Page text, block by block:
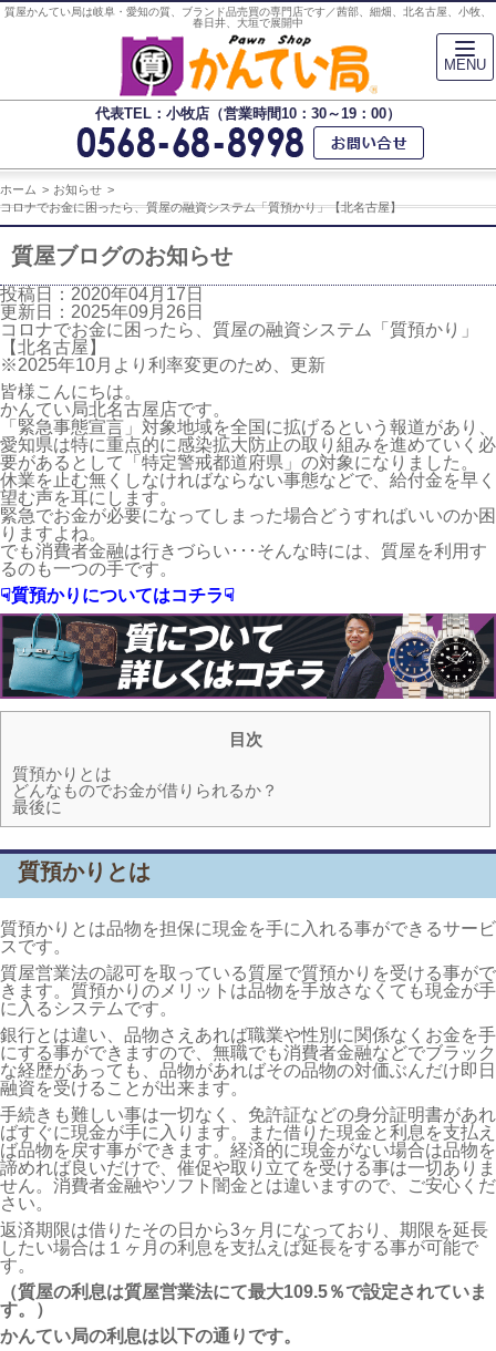
質屋かんてい局は岐阜・愛知の質、ブランド品売買の専門店です／茜部、細畑、北名古屋、小牧、
春日井、大垣で展開中
代表TEL：小牧店（営業時間10：30～19：00）
ホーム
お知らせ
コロナでお金に困ったら、質屋の融資システム「質預かり」【北名古屋】
質屋ブログのお知らせ
投稿日：2020年04月17日
更新日：2025年09月26日
コロナでお金に困ったら、質屋の融資システム「質預かり」
【北名古屋】
※2025年10月より利率変更のため、更新
皆様こんにちは。
かんてい局北名古屋店です。
「緊急事態宣言」対象地域を全国に拡げるという報道があり、
愛知県は特に重点的に感染拡大防止の取り組みを進めていく必
要があるとして「特定警戒都道府県」の対象になりました。
休業を止む無くしなければならない事態などで、給付金を早く
望む声を耳にします。
緊急でお金が必要になってしまった場合どうすればいいのか困
りますよね。
でも消費者金融は行きづらい･･･そんな時には、質屋を利用す
るのも一つの手です。
☟質預かりについてはコチラ☟
目次
質預かりとは
どんなものでお金が借りられるか？
最後に
質預かりとは
質預かりとは品物を担保に現金を手に入れる事ができるサービ
スです。
質屋営業法の認可を取っている質屋で質預かりを受ける事がで
きます。質預かりのメリットは品物を手放さなくても現金が手
に入るシステムです。
銀行とは違い、品物さえあれば職業や性別に関係なくお金を手
にする事ができますので、無職でも消費者金融などでブラック
な経歴があっても、品物があればその品物の対価ぶんだけ即日
融資を受けることが出来ます。
手続きも難しい事は一切なく、免許証などの身分証明書があれ
ばすぐに現金が手に入ります。また借りた現金と利息を支払え
ば品物を戻す事ができます。経済的に現金がない場合は品物を
諦めれば良いだけで、催促や取り立てを受ける事は一切ありま
せん。消費者金融やソフト闇金とは違いますので、ご安心くだ
さい。
返済期限は借りたその日から3ヶ月になっており、期限を延長
したい場合は１ヶ月の利息を支払えば延長をする事が可能で
す。
（質屋の利息は質屋営業法にて最大109.5％で設定されていま
す。）
かんてい局の利息は以下の通りです。
MENU